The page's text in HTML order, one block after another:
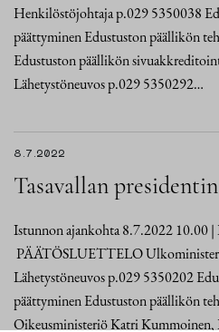
Henkilöstöjohtaja p.029 5350038
päättyminen Edustuston päällikön
Edustuston päällikön
Lähetystöneuvos p.029 5350292…
8.7.2022
Tasavallan
Istunnon ajankohta 8.7.2022 10.00
PÄÄTÖSLUETTELO
Lähetystöneuvos p.029 5350202
päättyminen Edustuston päällikön
Oikeusministeriö Katri Kummoinen,